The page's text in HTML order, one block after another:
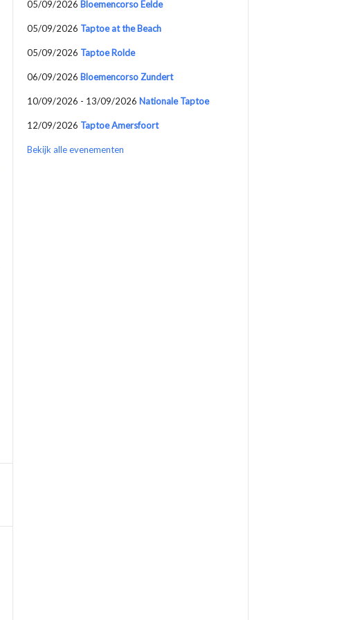
05/09/2026 Bloemencorso Eelde
05/09/2026 Taptoe at the Beach
05/09/2026 Taptoe Rolde
06/09/2026 Bloemencorso Zundert
10/09/2026 - 13/09/2026 Nationale Taptoe
12/09/2026 Taptoe Amersfoort
Bekijk alle evenementen